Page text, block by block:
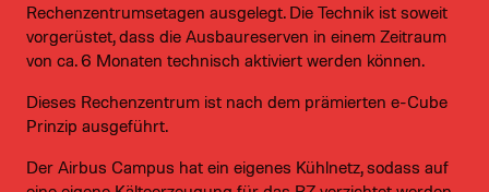
Rechenzentrumsetagen ausgelegt. Die Technik ist soweit
vorgerüstet, dass die Ausbaureserven in einem Zeitraum
von ca. 6 Monaten technisch aktiviert werden können.
Dieses Rechenzentrum ist nach dem prämierten e-Cube
Prinzip ausgeführt.
Der Airbus Campus hat ein eigenes Kühlnetz, sodass auf